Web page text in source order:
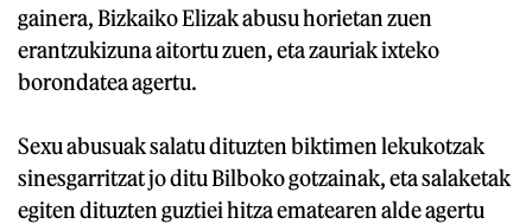
gainera, Bizkaiko Elizak abusu horietan zuen
erantzukizuna aitortu zuen, eta zauriak ixteko
borondatea agertu.
Sexu abusuak salatu dituzten biktimen lekukotzak
sinesgarritzat jo ditu Bilboko gotzainak, eta salaketak
egiten dituzten guztiei hitza ematearen alde agertu